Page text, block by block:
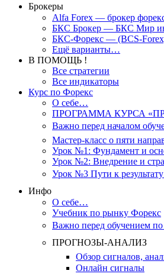
Брокеры
Alfa Forex — брокер
БКС Брокер — БКС Мир
БКС-Форекс — (BCS-
Ещё варианты…
В ПОМОЩЬ !
Все стратегии
Все индикаторы
Курс по Форекс
О себе…
ПРОГРАММА КУРСА
Важно перед началом
Мастер-класс о пяти
Урок №1: Фундамент и
Урок №2: Внедрение и
Урок №3 Пути к результату
Инфо
О себе…
Учебник по рынку Форекс
Важно перед обучением по
ПРОГНОЗЫ-АНАЛИЗ
Обзор сигналов,
Онлайн сигналы